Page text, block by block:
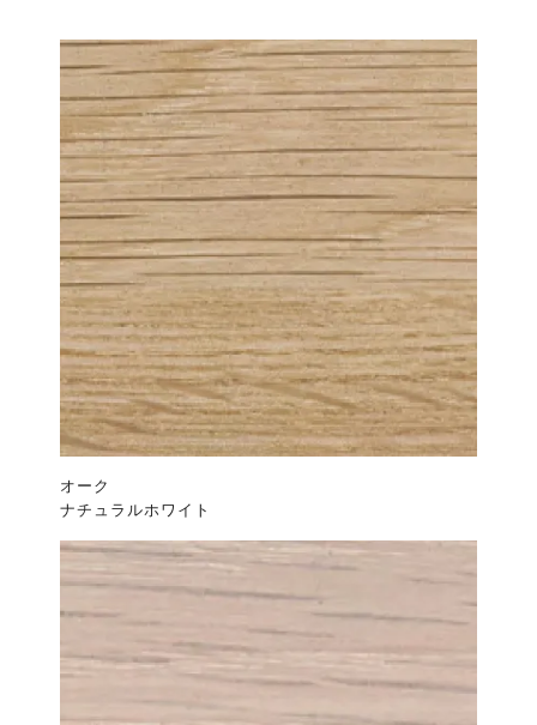
オーク
ナチュラルホワイト